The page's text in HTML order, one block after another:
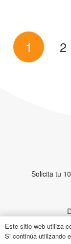
1 2
Solicita tu
Este sitio web utiliza
Si continúa utilizando